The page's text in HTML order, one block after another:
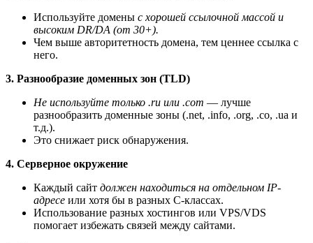
Используйте домены с хорошей ссылочной массой и
высоким DR/DA (от 30+).
Чем выше авторитетность домена, тем ценнее ссылка с
него.
3. Разнообразие доменных зон (TLD)
Не используйте только .ru или .com — лучше
разнообразить доменные зоны (.net, .info, .org, .co, .ua и
т.д.).
Это снижает риск обнаружения.
4. Серверное окружение
Каждый сайт должен находиться на отдельном IP-
адресе или хотя бы в разных C-классах.
Использование разных хостингов или VPS/VDS
помогает избежать связей между сайтами.